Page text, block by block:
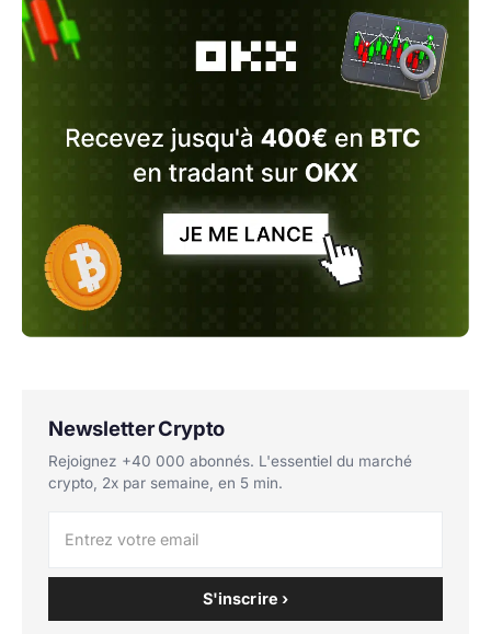
Newsletter Crypto
Rejoignez +40 000 abonnés. L'essentiel du marché
crypto, 2x par semaine, en 5 min.
S'inscrire ›